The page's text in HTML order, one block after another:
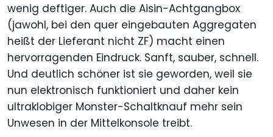
wenig deftiger. Auch die Aisin-Achtgangbox
(jawohl, bei den quer eingebauten Aggregaten
heißt der Lieferant nicht ZF) macht einen
hervorragenden Eindruck. Sanft, sauber, schnell.
Und deutlich schöner ist sie geworden, weil sie
nun elektronisch funktioniert und daher kein
ultraklobiger Monster-Schaltknauf mehr sein
Unwesen in der Mittelkonsole treibt.